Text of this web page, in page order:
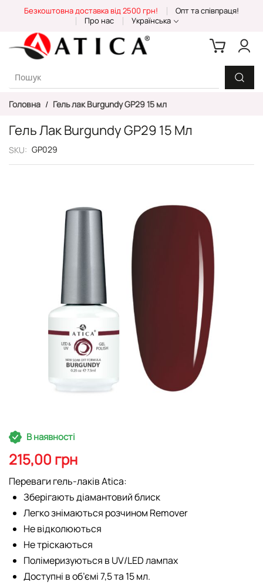
Content
Безкоштовна доставка від 2500 грн!
Опт та співпраця!
Про нас
Українська
Головна Гель лак Burgundy GP29 15 мл
Гель Лак Burgundy GP29 15 Мл
SKU GP029
Перейти
до
початку
галереї
зображень
В наявності
215,00 грн
Переваги гель-лаків Atica:
Зберігають діамантовий блиск
Легко знімаються розчином Remover
Не відколюються
Не тріскаються
Полімеризуються в UV/LED лампах
Доступні в об’ємі 7,5 та 15 мл.